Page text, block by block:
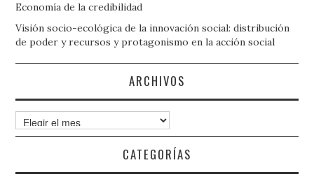
Economía de la credibilidad
Visión socio-ecológica de la innovación social: distribución
de poder y recursos y protagonismo en la acción social
ARCHIVOS
Archivos
CATEGORÍAS